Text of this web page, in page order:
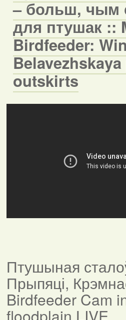
– больш, чым
для птушак ::
Birdfeeder:
outskirts
Птушыная
Прыпяці,
Birdfeeder Cam